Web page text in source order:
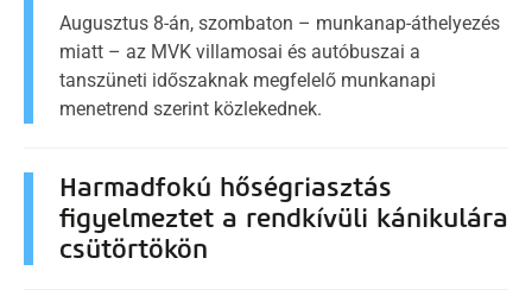
Augusztus 8-án, szombaton – munkanap-áthelyezés
miatt – az MVK villamosai és autóbuszai a
tanszüneti időszaknak megfelelő munkanapi
menetrend szerint közlekednek.
Harmadfokú hőségriasztás
figyelmeztet a rendkívüli kánikulára
csütörtökön